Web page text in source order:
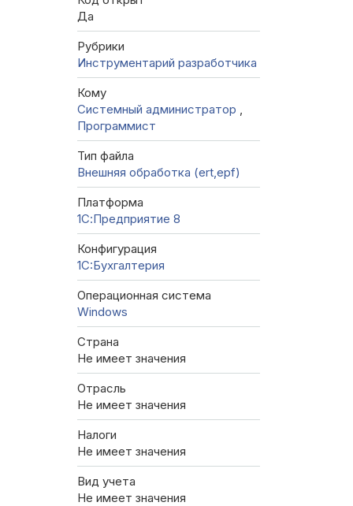
Да
Рубрики
Инструментарий разработчика
Кому
Системный администратор
Программист
Тип файла
Внешняя обработка (ert,epf)
Платформа
1С:Предприятие 8
Конфигурация
1C:Бухгалтерия
Операционная система
Windows
Страна
Не имеет значения
Отрасль
Не имеет значения
Налоги
Не имеет значения
Вид учета
Не имеет значения